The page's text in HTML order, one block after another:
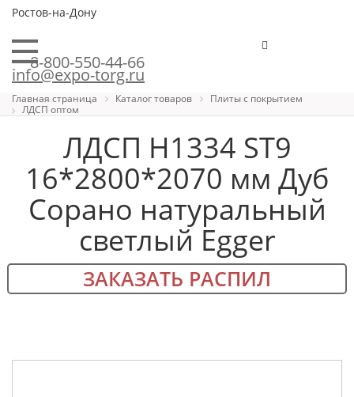
Ростов-на-Дону
8-800-550-44-66
info@expo-torg.ru
Главная страница Каталог товаров
Плиты с покрытием
ЛДСП оптом
ЛДСП H1334 ST9
16*2800*2070 мм Дуб
Сорано натуральный
светлый Egger
ЗАКАЗАТЬ РАСПИЛ